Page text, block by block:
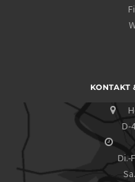
KONTAKT
D-
Di.-